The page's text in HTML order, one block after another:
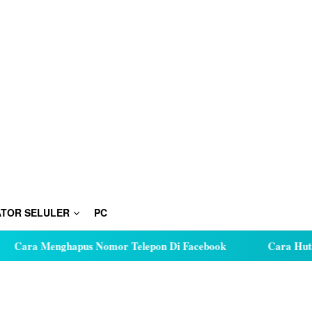
SELULER PC
Nomor Telepon Di Facebook Cara Hutang Kuota